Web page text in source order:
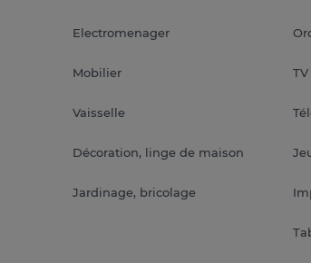
Electromenager
Mobilier
Vaisselle
Décoration, linge de maison
Jardinage, bricolage